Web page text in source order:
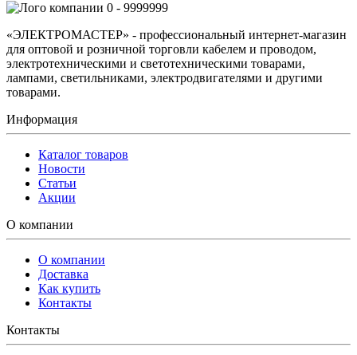
0 - 9999999
«ЭЛЕКТРОМАСТЕР» - профессиональный интернет-магазин
для оптовой и розничной торговли кабелем и проводом,
электротехническими и светотехническими товарами,
лампами, светильниками, электродвигателями и другими
товарами.
Информация
Каталог товаров
Новости
Статьи
Акции
О компании
О компании
Доставка
Как купить
Контакты
Контакты